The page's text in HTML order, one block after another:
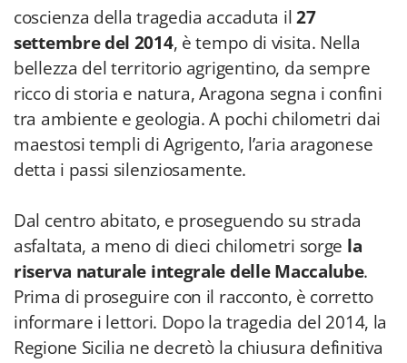
coscienza della tragedia accaduta il27
settembre del 2014, è tempo di visita. Nella
bellezza del territorio agrigentino, da sempre
ricco di storia e natura, Aragona segna i confini
tra ambiente e geologia. A pochi chilometri dai
maestosi templi di Agrigento, l’aria aragonese
detta i passi silenziosamente.
Dal centro abitato, e proseguendo su strada
asfaltata, a meno di dieci chilometri sorge la
riserva naturale integrale delle Maccalube.
Prima di proseguire con il racconto, è corretto
informare i lettori. Dopo la tragedia del 2014, la
Regione Sicilia ne decretò la chiusura definitiva